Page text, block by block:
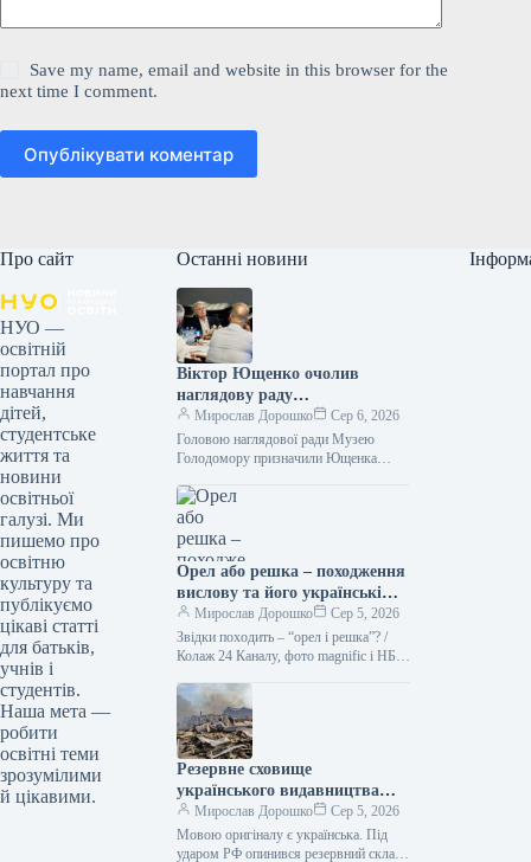
Save my name, email and website in this browser for the
next time I comment.
Опублікувати коментар
Про сайт
НУО —
освітній
портал про
навчання
дітей,
студентське
життя та
новини
освітньої
галузі. Ми
пишемо про
освітню
культуру та
публікуємо
цікаві статті
для батьків,
учнів і
студентів.
Наша мета —
робити
освітні теми
зрозумілими
й цікавими.
Останні новини
Віктор Ющенко очолив
наглядову раду
Меморіального музею жертв
Голодомору.
Мирослав Дорошко
Сер 6, 2026
Головою наглядової ради Музею
Голодомору призначили Ющенка
Наглядова рада Національного музею
Голодомору-геноциду на своєму
першому зібранні…
Орел або решка – походження
вислову та його українські
синоніми.
Мирослав Дорошко
Сер 5, 2026
Звідки походить – “орел і решка”? /
Колаж 24 Каналу, фото magnific і НБУ
здійснити…
Резервне сховище
українського видавництва
потрапило під російський
обстріл, внаслідок чого було
знищено 100 тисяч
Мирослав Дорошко
Сер 5, 2026
Мовою оригіналу є українська. Під
ударом РФ опинився резервний склад